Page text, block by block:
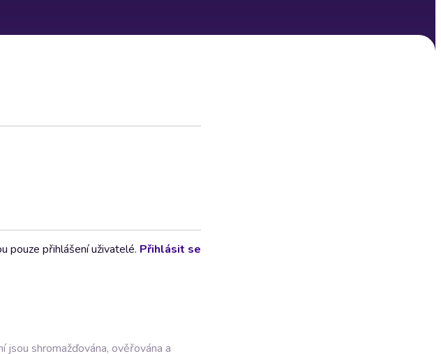
pouze přihlášení uživatelé. Přihlásit se
jsou shromažďována, ověřována a